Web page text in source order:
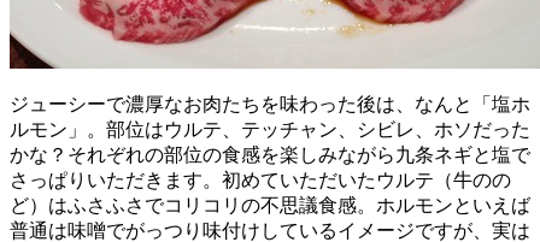
ジューシーで濃厚なお肉たちを味わった後は、なんと「塩ホ
ルモン」。部位はウルテ、テッチャン、シビレ、ホソだった
かな？それぞれの部位の食感を楽しみながら九条ネギと塩で
さっぱりいただきます。初めていただいたウルテ（牛のの
ど）はふさふさでコリコリの不思議食感。ホルモンといえば
普通は味噌でがっつり味付けしているイメージですが、実は